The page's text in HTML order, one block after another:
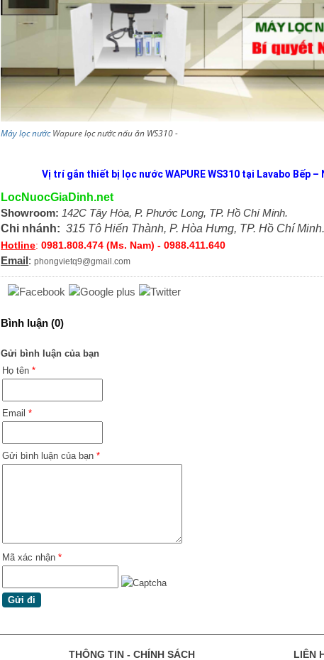
Máy lọc nướcWapurelọc nước nấu ăn WS310 -
Vị trí gắn thiết bị lọc nước WAPURE WS310 tại Lavabo Bếp
LocNuocGiaDinh.net
Showroom: 142C Tây Hòa, P. Phước Long, TP. Hồ Chí Minh.
Chi nhánh:315 Tô Hiến Thành, P. Hòa Hưng, TP. Hồ Chí Minh.
Hotline: 0981.808.474 (Ms. Nam) - 0988.411.640
Email:phongvietq9@gmail.com
Bình luận (0)
Gửi bình luận của bạn
Họ tên*
Email*
Gửi bình luận của bạn*
Mã xác nhận*
THÔNG TIN - CHÍNH SÁCH LIÊN